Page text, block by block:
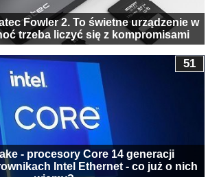
Fowler 2. To świetne urządzenie w
trzeba liczyć się z kompromisami
- procesory Core 14 generacji
Intel Ethernet - co już o nich
51